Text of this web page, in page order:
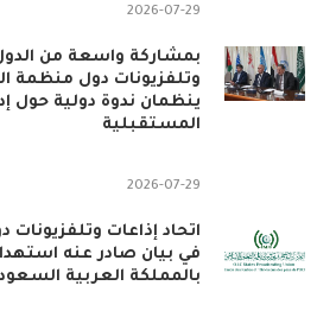
2026-07-29
بمشاركة واسعة من الدول
وتلفزيونات دول منظمة
ينظمان ندوة دولية حول
المستقبلية
2026-07-29
اتحاد إذاعات وتلفزيونات
في بيان صادر عنه
بالمملكة العربية